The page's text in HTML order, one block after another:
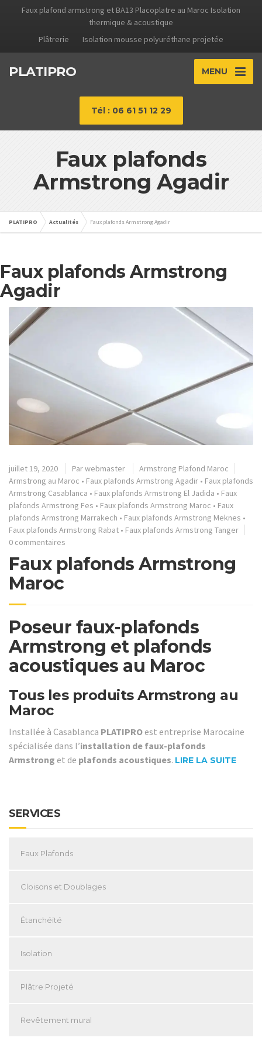
Faux plafond armstrong et BA13 Placoplatre au Maroc Isolation
thermique & acoustique
Plâtrerie
Isolation mousse polyuréthane projetée
PLATIPRO MENU
Tél : 06 61 51 12 29
Faux plafonds
Armstrong Agadir
PLATIPRO Actualités Faux plafonds Armstrong Agadir
Faux plafonds Armstrong
Agadir
juillet 19, 2020 Parwebmaster
Armstrong Plafond Maroc
Armstrong au Maroc • Faux plafonds Armstrong Agadir • Faux plafonds
Armstrong Casablanca • Faux plafonds Armstrong El Jadida • Faux
plafonds Armstrong Fes • Faux plafonds Armstrong Maroc • Faux
plafonds Armstrong Marrakech • Faux plafonds Armstrong Meknes •
Faux plafonds Armstrong Rabat • Faux plafonds Armstrong Tanger
0 commentaires
Faux plafonds Armstrong
Maroc
Poseur faux-plafonds
Armstrong et plafonds
acoustiques au Maroc
Tous les produits Armstrong au
Maroc
Installée à Casablanca PLATIPRO est entreprise Marocaine
spécialisée dans l’installation de faux-plafonds
Armstrong et de plafonds acoustiques. LIRE LA SUITE
SERVICES
Faux Plafonds
Cloisons et Doublages
Étanchéité
Isolation
Plâtre Projeté
Revêtement mural